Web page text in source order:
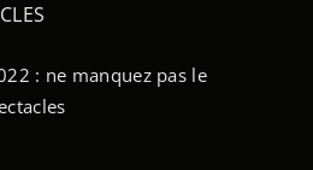
: ne manquez pas le